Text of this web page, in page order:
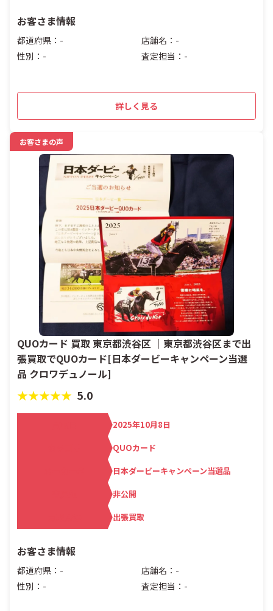
お客さま情報
都道府県：-
店舗名：-
性別：-
査定担当：-
詳しく見る
お客さまの声
QUOカード 買取 東京都渋谷区 ｜東京都渋谷区まで出
張買取でQUOカード[日本ダービーキャンペーン当選
品 クロワデュノール]
★★★★★ 5.0
2025年10月8日
QUOカード
日本ダービーキャンペーン当選品
非公開
出張買取
お客さま情報
都道府県：-
店舗名：-
性別：-
査定担当：-